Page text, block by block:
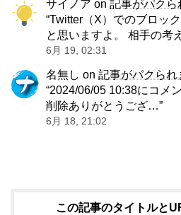
サイノア on 記事がパク
“Twitter（X）でのブロッ
と思いますよ。 相手の考
6月 19, 02:31
名無し on 記事がパクら
“2024/06/05 10:38にコメ
削除ありがとうござ…”
6月 18, 21:02
この記事のタイトルと